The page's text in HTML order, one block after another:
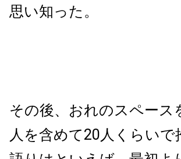
思い知った。
その後、おれのスペース
人を含めて20人くらい